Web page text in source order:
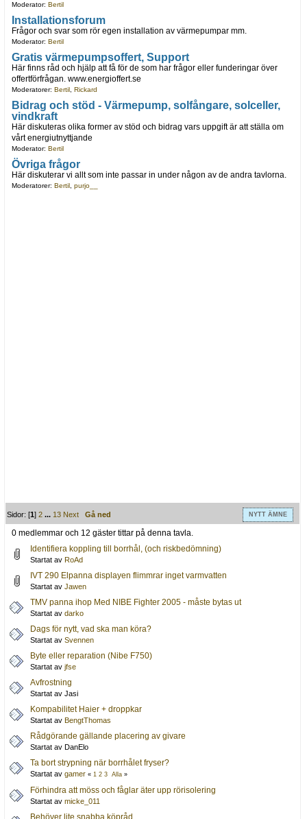
Moderator: Bertil
Installationsforum
Frågor och svar som rör egen installation av värmepumpar mm.
Moderator: Bertil
Gratis värmepumpsoffert, Support
Här finns råd och hjälp att få för de som har frågor eller funderingar över
offertförfrågan. www.energioffert.se
Moderatorer: Bertil, Rickard
Bidrag och stöd - Värmepump, solfångare, solceller,
vindkraft
Här diskuteras olika former av stöd och bidrag vars uppgift är att ställa om
vårt energiutnyttjande
Moderator: Bertil
Övriga frågor
Här diskuterar vi allt som inte passar in under någon av de andra tavlorna.
Moderatorer: Bertil, purjo__
Sidor: [1]2 ... 13 Next Gå ned NYTT ÄMNE
0 medlemmar och 12 gäster tittar på denna tavla.
Identifiera koppling till borrhål, (och riskbedömning)
Startat av RoAd
IVT 290 Elpanna displayen flimmrar inget varmvatten
Startat av Jawen
TMV panna ihop Med NIBE Fighter 2005 - måste bytas ut
Startat av darko
Dags för nytt, vad ska man köra?
Startat av Svennen
Byte eller reparation (Nibe F750)
Startat av jfse
Avfrostning
Startat av Jasi
Kompabilitet Haier + droppkar
Startat av BengtThomas
Rådgörande gällande placering av givare
Startat av DanElo
Ta bort strypning när borrhålet fryser?
Startat av gamer « 1 2 3 Alla »
Förhindra att möss och fåglar äter upp rörisolering
Startat av micke_011
Behöver lite snabba köpråd.